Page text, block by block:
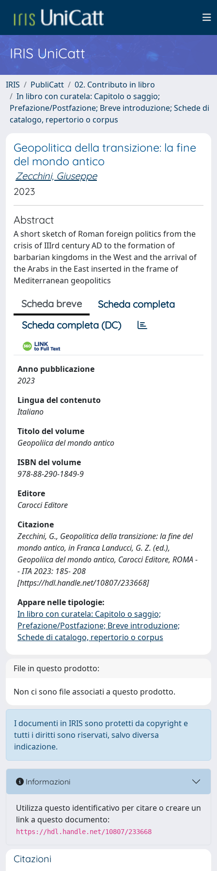
IRIS UniCatt
IRIS PubliCatt
02. Contributo in libro
In libro con curatela: Capitolo o saggio;
Prefazione/Postfazione; Breve introduzione; Schede di
catalogo, repertorio o corpus
Geopolitica della transizione: la fine
del mondo antico
Zecchini, Giuseppe
2023
Abstract
A short sketch of Roman foreign politics from the
crisis of IIIrd century AD to the formation of
barbarian kingdoms in the West and the arrival of
the Arabs in the East inserted in the frame of
Mediterranean geopolitics
Scheda breve
Scheda completa
Scheda completa (DC)
Anno pubblicazione
2023
Lingua del contenuto
Italiano
Titolo del volume
Geopoliica del mondo antico
ISBN del volume
978-88-290-1849-9
Editore
Carocci Editore
Citazione
Zecchini, G., Geopolitica della transizione: la fine del
mondo antico, in Franca Landucci, G. Z. (ed.),
Geopoliica del mondo antico, Carocci Editore, ROMA -
- ITA 2023: 185- 208
[https://hdl.handle.net/10807/233668]
Appare nelle tipologie:
In libro con curatela: Capitolo o saggio;
Prefazione/Postfazione; Breve introduzione;
Schede di catalogo, repertorio o corpus
File in questo prodotto:
Non ci sono file associati a questo prodotto.
I documenti in IRIS sono protetti da copyright e
tutti i diritti sono riservati, salvo diversa
indicazione.
Informazioni
Utilizza questo identificativo per citare o creare un
link a questo documento:
https://hdl.handle.net/10807/233668
Citazioni